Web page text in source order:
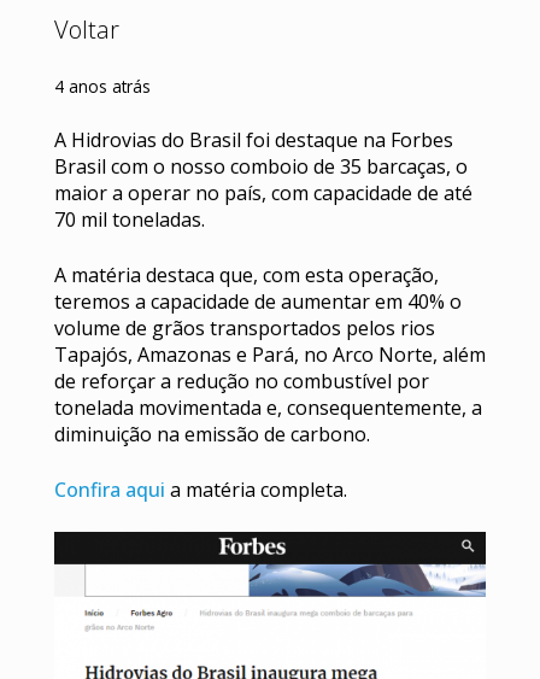
Voltar
4 anos atrás
A Hidrovias do Brasil foi destaque na Forbes
Brasil com o nosso comboio de 35 barcaças, o
maior a operar no país, com capacidade de até
70 mil toneladas.
A matéria destaca que, com esta operação,
teremos a capacidade de aumentar em 40% o
volume de grãos transportados pelos rios
Tapajós, Amazonas e Pará, no Arco Norte, além
de reforçar a redução no combustível por
tonelada movimentada e, consequentemente, a
diminuição na emissão de carbono.
Confira aqui a matéria completa.